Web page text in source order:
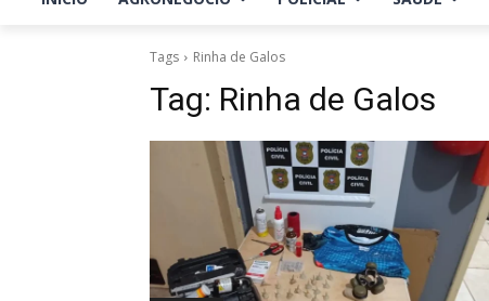
Tags Rinha de Galos
Tag: Rinha de Galos